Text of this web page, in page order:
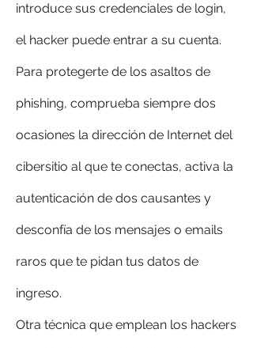
introduce sus credenciales de login,
el hacker puede entrar a su cuenta.
Para protegerte de los asaltos de
phishing, comprueba siempre dos
ocasiones la dirección de Internet del
cibersitio al que te conectas, activa la
autenticación de dos causantes y
desconfía de los mensajes o emails
raros que te pidan tus datos de
ingreso.
Otra técnica que emplean los hackers